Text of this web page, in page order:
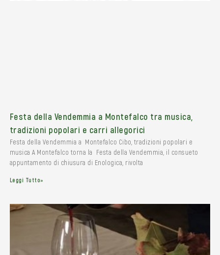
Festa della Vendemmia a Montefalco tra musica,
tradizioni popolari e carri allegorici
Festa della Vendemmia a Montefalco Cibo, tradizioni popolari e
musica A Montefalco torna la Festa della Vendemmia, il consueto
appuntamento di chiusura di Enologica, rivolta
Leggi Tutto»